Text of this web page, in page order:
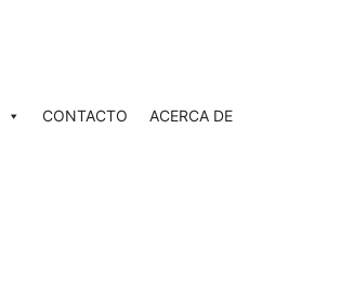
CONTACTO ACERCA DE